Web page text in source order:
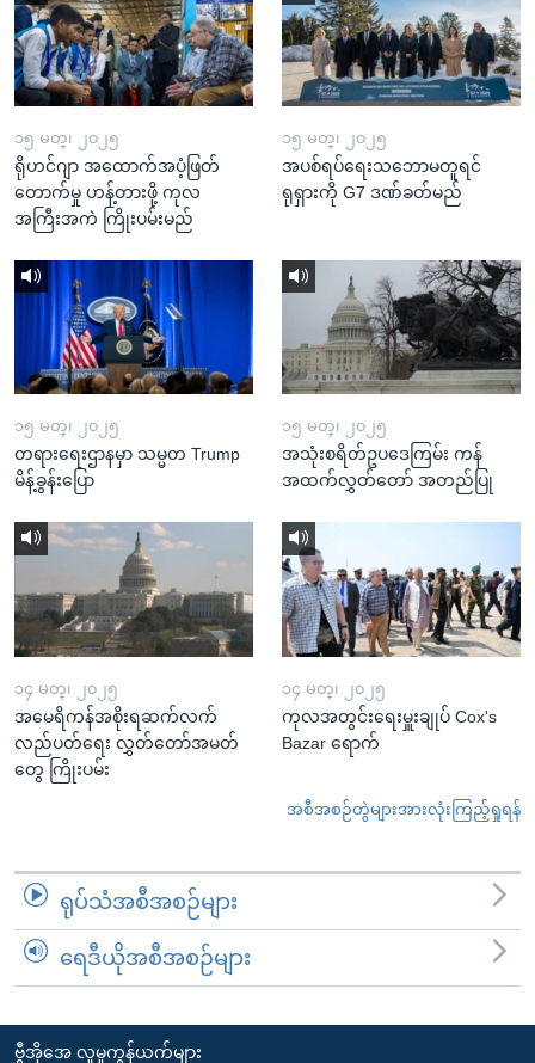
၁၅ မတ္၊ ၂၀၂၅
ရိုဟင်ဂျာ အထောက်အပံ့ဖြတ်
တောက်မှု ဟန့်တားဖို့ ကုလ
အကြီးအကဲ ကြိုးပမ်းမည်
၁၅ မတ္၊ ၂၀၂၅
အပစ်ရပ်ရေးသဘောမတူရင်
ရုရှားကို G7 ဒဏ်ခတ်မည်
၁၅ မတ္၊ ၂၀၂၅
တရားရေးဌာနမှာ သမ္မတ Trump
မိန့်ခွန်းပြော
၁၅ မတ္၊ ၂၀၂၅
အသုံးစရိတ်ဥပဒေကြမ်း ကန်
အထက်လွှတ်တော် အတည်ပြု
၁၄ မတ္၊ ၂၀၂၅
အမေရိကန်အစိုးရဆက်လက်
လည်ပတ်ရေး လွှတ်တော်အမတ်
တွေ ကြိုးပမ်း
၁၄ မတ္၊ ၂၀၂၅
ကုလအတွင်းရေးမှူးချုပ် Cox's
Bazar ရောက်
အစီအစဉ်တွဲများအားလုံးကြည့်ရှုရန်
ရုပ်သံအစီအစဉ်များ
ရေဒီယိုအစီအစဉ်များ
ဗွီအိုအေ လူမှုကွန်ယက်များ